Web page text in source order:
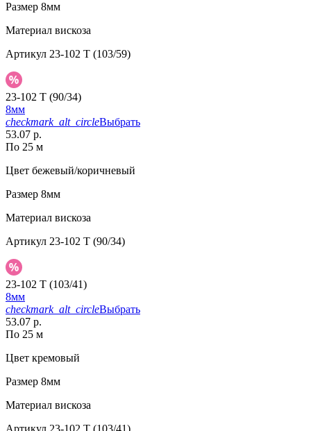
Размер 8мм
Материал вискоза
Артикул 23-102 T (103/59)
23-102 T (90/34)
8мм
checkmark_alt_circleВыбрать
53.07 р.
По 25 м
Цвет бежевый/коричневый
Размер 8мм
Материал вискоза
Артикул 23-102 T (90/34)
23-102 T (103/41)
8мм
checkmark_alt_circleВыбрать
53.07 р.
По 25 м
Цвет кремовый
Размер 8мм
Материал вискоза
Артикул 23-102 T (103/41)